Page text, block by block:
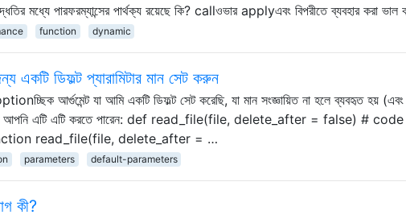
মধ্যে পারফরম্যান্সের পার্থক্য রয়েছে কি? callওভার applyএবং বিপরীতে ব্যবহার করা ভাল
function dynamic
একটি ডিফল্ট প্যারামিটার মান সেট করুন
আর্গুমেন্ট যা আমি একটি ডিফল্ট সেট করেছি, যা মান সংজ্ঞায়িত না হলে ব্যবহৃত হয় (এবং
আপনি এটি এটি করতে পারেন: def read_file(file, delete_after = false) #
function read_file(file, delete_after = …
parameters default-parameters
কী?